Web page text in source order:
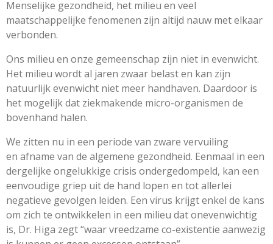
Menselijke gezondheid, het milieu en veel
maatschappelijke fenomenen zijn altijd nauw met elkaar
verbonden.
Ons milieu en onze gemeenschap zijn niet in evenwicht.
Het milieu wordt al jaren zwaar belast en kan zijn
natuurlijk evenwicht niet meer handhaven. Daardoor is
het mogelijk dat ziekmakende micro-organismen de
bovenhand halen.
We zitten nu in een periode van zware vervuiling
en afname van de algemene gezondheid. Eenmaal in een
dergelijke ongelukkige crisis ondergedompeld, kan een
eenvoudige griep uit de hand lopen en tot allerlei
negatieve gevolgen leiden. Een virus krijgt enkel de kans
om zich te ontwikkelen in een milieu dat onevenwichtig
is, Dr. Higa zegt “waar vreedzame co-existentie aanwezig